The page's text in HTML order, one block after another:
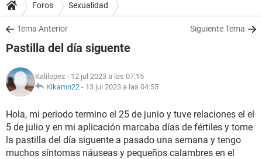
SALUD
NUTRICIÓN
BIENESTAR
SEXUALIDAD
Foros Sexualidad
Tema Anterior Siguiente Tema
Pastilla del día siguente
Kalilopez - 12 jul 2023 a las 07:15
Kikamn22 - 13 jul 2023 a las 04:55
Hola, mi periodo termino el 25 de junio y tuve relaciones el el
5 de julio y en mi aplicación marcaba días de fértiles y tome
la pastilla del día siguente a pasado una semana y tengo
muchos síntomas náuseas y pequeños calambres en el